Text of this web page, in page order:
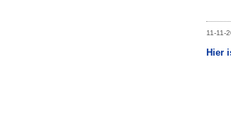
11-11-
Hier